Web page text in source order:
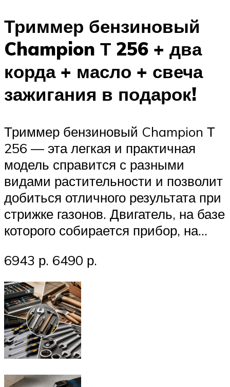
Триммер бензиновый
Champion Т 256 + два
корда + масло + свеча
зажигания в подарок!
Триммер бензиновый Champion Т
256 — эта легкая и практичная
модель справится с разными
видами растительности и позволит
добиться отличного результата при
стрижке газонов. Двигатель, на базе
которого собирается прибор, на…
6943 р. 6490 р.